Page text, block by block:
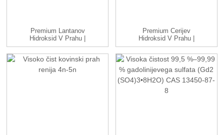
Premium Lantanov
Hidroksid V Prahu |
La(OH)₃ | ...
Premium Cerijev
Hidroksid V Prahu |
Ce(OH)₃ |99,9...